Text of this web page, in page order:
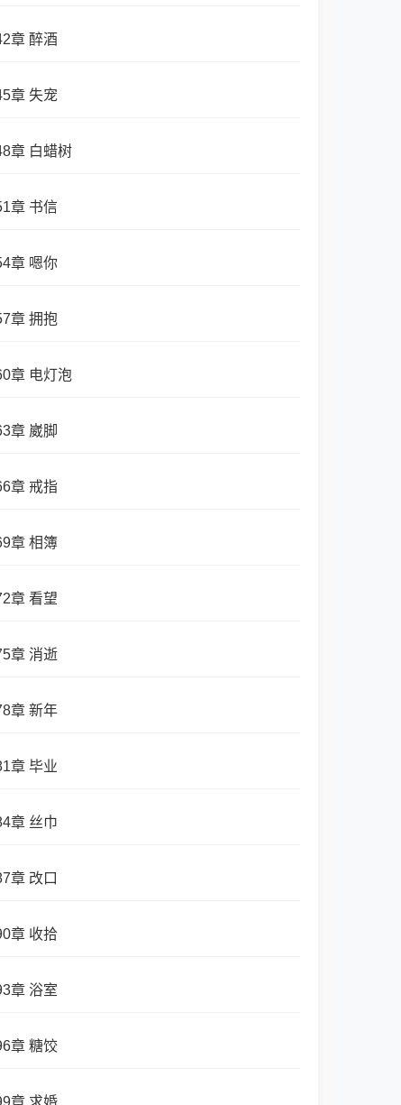
章 醉酒
章 失宠
章 白蜡树
章 书信
章 嗯你
章 拥抱
章 电灯泡
章 崴脚
章 戒指
章 相簿
章 看望
章 消逝
章 新年
章 毕业
章 丝巾
章 改口
章 收拾
章 浴室
章 糖饺
章 求婚